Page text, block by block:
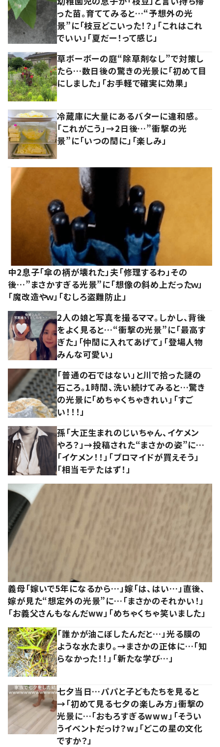
った苗。育ててみると…“予想外の光
景”に「枝豆どこいった！？」「これはこれ
でいい」「夏だー！って感じ」
草ボーボーの庭“除草剤なし”で対策し
たら…数日後の驚きの光景に「初めて目
にしました」「お手軽で確実に効果」
冷蔵庫に大量にあるバターに違和感。
「これがこう」→2日後…”衝撃の光
景”に「いつの間に」「楽しみ」
中2息子「傘の柄が壊れた」夫「修理するわ」その
後…”まさかすぎる光景”に「想像の斜め上だったｗ」
「魔改造やｗ」「むしろ盗難防止」
2人の娘と写真を撮るママ。しかし、背後
をよく見ると…“衝撃の光景”に「最高す
ぎた」「仲間に入れてあげて」「登場人物
みんな可愛い」
「普通の石ではない」と川で拾った謎の
石ころ。1時間、洗い続けてみると…驚き
の光景に「めちゃくちゃきれい」「すご
い！！！」
孫「大正生まれのじいちゃん、イケメン
やろ？」→投稿された“まさかの姿”に…
「イケメン！！」「ブロマイドが買えそう」
「相当モテたはず！」
義母「嫁いで5年になるから…」嫁「は、はい…」直後、
嫁が見た“想定外の光景”に…「まさかのそれかい！」
「お義父さんもなんだww」「めちゃくちゃ笑いました」
「誰かが油こぼしたんだと…」光る膜の
ような水たまり。→まさかの正体に…「知
らなかった！！」「新たな学び…」
七夕当日…パパと子どもたちを見ると
→「初めて見る七夕の楽しみ方」衝撃の
光景に…「おもろすぎるwww」「そうい
うイベントだっけ？w」「どこの星の文化
ですか？」